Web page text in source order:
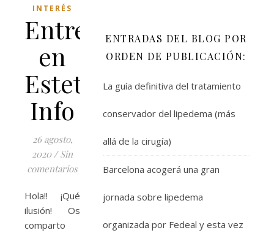
INTERÉS
Entrevista
en
Estetica
Info
26 agosto,
2020 / Sin
comentarios
Hola!! ¡Qué
ilusión! Os
comparto
ENTRADAS DEL BLOG POR
ORDEN DE PUBLICACIÓN:
La guía definitiva del tratamiento
conservador del lipedema (más
allá de la cirugía)
Barcelona acogerá una gran
jornada sobre lipedema
organizada por Fedeal y esta vez